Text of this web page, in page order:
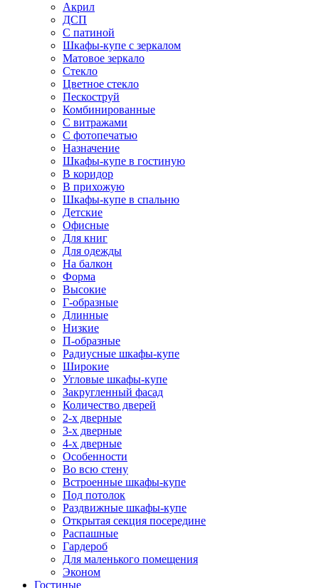
Акрил
ДСП
С патиной
Шкафы-купе с зеркалом
Матовое зеркало
Стекло
Цветное стекло
Пескоструй
Комбинированные
С витражами
С фотопечатью
Назначение
Шкафы-купе в гостиную
В коридор
В прихожую
Шкафы-купе в спальню
Детские
Офисные
Для книг
Для одежды
На балкон
Форма
Высокие
Г-образные
Длинные
Низкие
П-образные
Радиусные шкафы-купе
Широкие
Угловые шкафы-купе
Закругленный фасад
Количество дверей
2-х дверные
3-х дверные
4-х дверные
Особенности
Во всю стену
Встроенные шкафы-купе
Под потолок
Раздвижные шкафы-купе
Открытая секция посередине
Распашные
Гардероб
Для маленького помещения
Эконом
Гостиные